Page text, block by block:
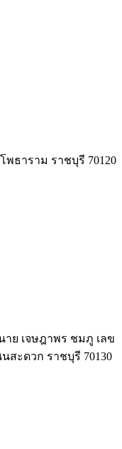
ธาราม ราชบุรี 70120
าย เจษฎาพร ชมภู เลข
สะดวก ราชบุรี 70130